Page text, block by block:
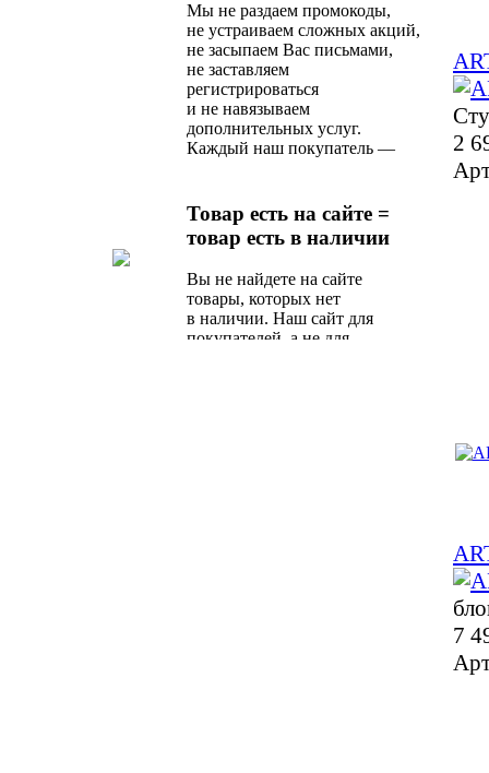
Мы не раздаем промокоды,
не устраиваем сложных акций,
не засыпаем Вас письмами,
не заставляем
регистрироваться
и не навязываем
дополнительных услуг.
Каждый наш покупатель —
он получает оптимальное
по стоимости и качеству
предложение от наших
Товар есть на сайте =
товар есть в наличии
Вы не найдете на сайте
товары, которых нет
в наличии. Наш сайт для
покупателей, а не для
2
7